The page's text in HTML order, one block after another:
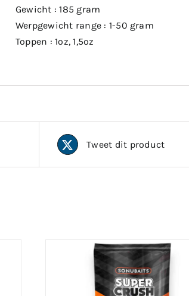
Gewicht : 185 gram
Werpgewicht range : 1-50 gram
Toppen : 1oz, 1,5oz
Tweet dit product